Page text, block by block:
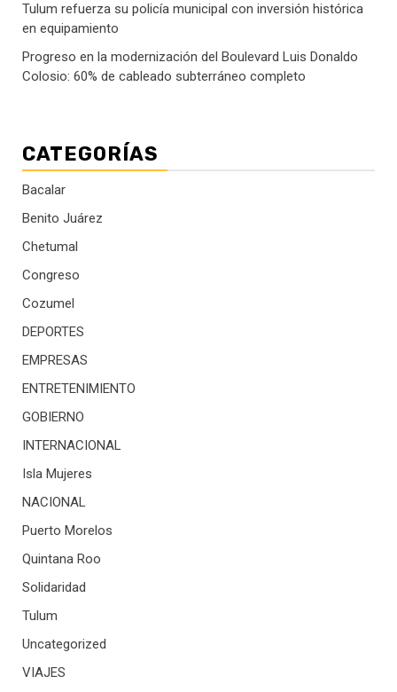
Tulum refuerza su policía municipal con inversión histórica
en equipamiento
Progreso en la modernización del Boulevard Luis Donaldo
Colosio: 60% de cableado subterráneo completo
CATEGORÍAS
Bacalar
Benito Juárez
Chetumal
Congreso
Cozumel
DEPORTES
EMPRESAS
ENTRETENIMIENTO
GOBIERNO
INTERNACIONAL
Isla Mujeres
NACIONAL
Puerto Morelos
Quintana Roo
Solidaridad
Tulum
Uncategorized
VIAJES